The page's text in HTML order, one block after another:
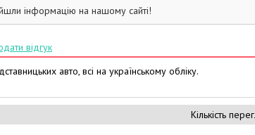
інформацію на нашому сайті!
відгук
авто, всі на українському обліку.
Кількість